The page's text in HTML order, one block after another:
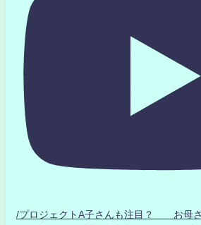
/プロジェクトA子さんも注目？ お母